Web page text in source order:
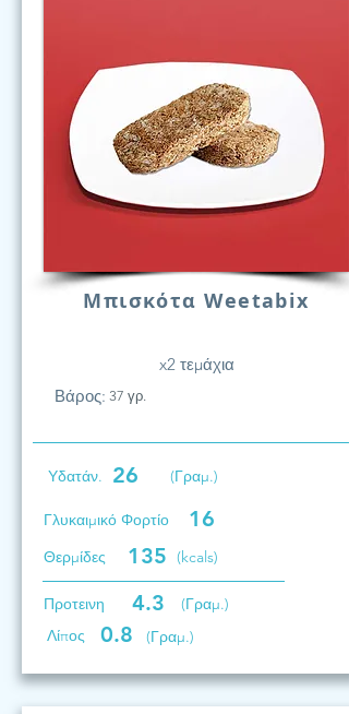
Μπισκότα Weetabix
x2 τεμάχια
Βάρος: 37 γρ.
Υδατάν. 26 (Γραμ.)
Γλυκαιμικό Φορτίο 16
Θερμίδες 135 (kcals)
Προτεινη 4.3
(Γραμ.)
Λίπος
0.8 (Γραμ.)